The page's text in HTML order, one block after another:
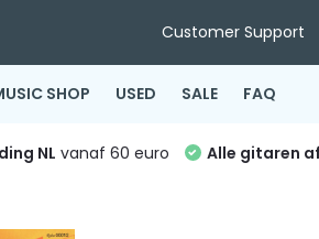
Customer Support
SHOP USED SALE FAQ
NL vanaf 60 euro Alle gitaren